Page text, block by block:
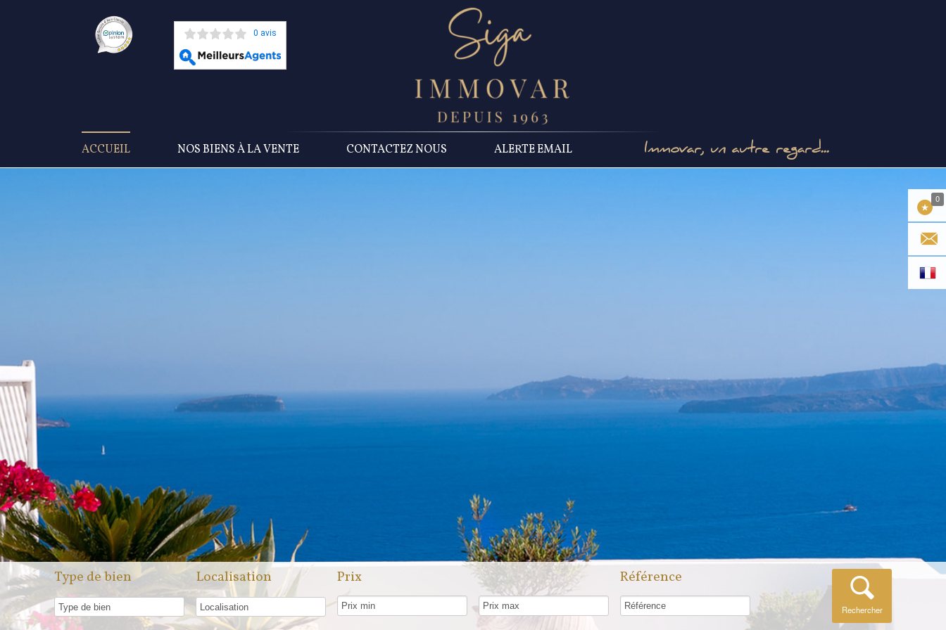
0 avis
ACCUEIL NOS BIENS À LA VENTE CONTACTEZ NOUS ALERTE EMAIL Immovar, un autre regard...
0
Type de bien Localisation Prix Référence
Rechercher